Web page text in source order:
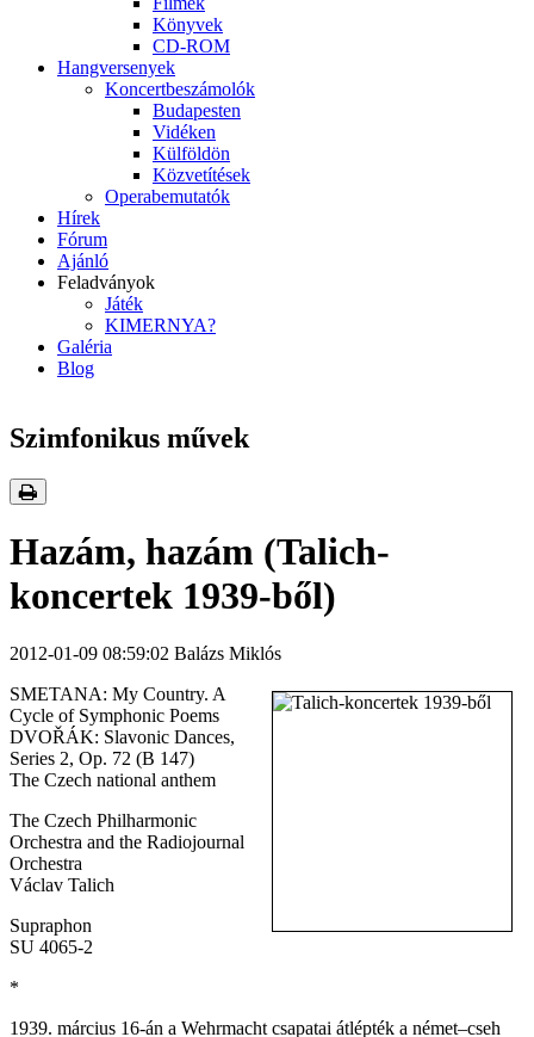
Könyvek
CD-ROM
Hangversenyek
Koncertbeszámolók
Budapesten
Vidéken
Külföldön
Közvetítések
Operabemutatók
Hírek
Fórum
Ajánló
Feladványok
Játék
KIMERNYA?
Galéria
Blog
Szimfonikus művek
Hazám, hazám (Talich-
koncertek 1939-ből)
2012-01-09 08:59:02 Balázs Miklós
SMETANA: My Country. A
Cycle of Symphonic Poems
DVOŘÁK: Slavonic Dances,
Series 2, Op. 72 (B 147)
The Czech national anthem
The Czech Philharmonic
Orchestra and the Radiojournal
Orchestra
Václav Talich
Supraphon
SU 4065-2
*
1939. március 16-án a Wehrmacht csapatai átlépték a német–cseh